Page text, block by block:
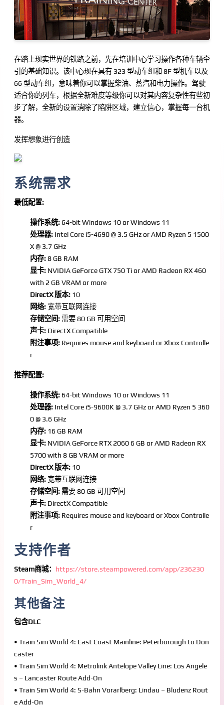
在踏上现实世界的铁路之前，先在培训中心学习操作各种车辆牵
引的基础知识。该中心现在具有 323 型动车组和 8F 型机车以及
66 型动车组，意味着你可以掌握柴油、蒸汽和电力操作。驾驶
适合你的列车，根据全新难度等级你可以对其内容复杂性有些初
步了解，全新的设置消除了陷阱区域，建立信心，掌握每一台机
器。
发挥想象进行创造
系统需求
最低配置:
操作系统: 64-bit Windows 10 or Windows 11
处理器: Intel Core i5-4690 @ 3.5 GHz or AMD Ryzen 5 1500
X @ 3.7 GHz
内存:8 GB RAM
显卡: NVIDIA GeForce GTX 750 Ti or AMD Radeon RX 460
with 2 GB VRAM or more
DirectX 版本: 10
网络: 宽带互联网连接
存储空间: 需要 80 GB 可用空间
声卡: DirectX Compatible
附注事项: Requires mouse and keyboard or Xbox Controlle
r
推荐配置:
操作系统: 64-bit Windows 10 or Windows 11
处理器: Intel Core i5-9600K @ 3.7 GHz or AMD Ryzen 5 360
0 @ 3.6 GHz
内存: 16 GB RAM
显卡: NVIDIA GeForce RTX 2060 6 GB or AMD Radeon RX
5700 with 8 GB VRAM or more
DirectX 版本: 10
网络: 宽带互联网连接
存储空间: 需要 80 GB 可用空间
声卡: DirectX Compatible
附注事项: Requires mouse and keyboard or Xbox Controlle
r
支持作者
Steam商城： https://store.steampowered.com/app/236230
0/Train_Sim_World_4/
其他备注
包含DLC
• Train Sim World 4: East Coast Mainline: Peterborough to Don
caster
• Train Sim World 4: Metrolink Antelope Valley Line: Los Angele
s – Lancaster Route Add-On
• Train Sim World 4: S-Bahn Vorarlberg: Lindau – Bludenz Rout
e Add-On